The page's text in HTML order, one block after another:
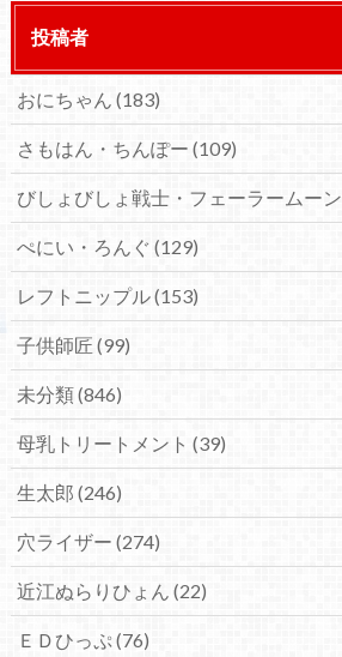
投稿者
おにちゃん (183)
さもはん・ちんぽー (109)
びしょびしょ戦士・フェーラームーン
ぺにい・ろんぐ (129)
レフトニップル(153)
子供師匠 (99)
未分類(846)
母乳トリートメント (39)
生太郎 (246)
穴ライザー (274)
近江ぬらりひょん (22)
ＥＤひっぷ(76)